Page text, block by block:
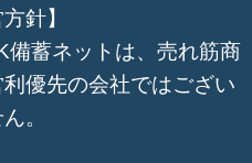
針】
備蓄ネットは、売れ筋商
優先の会社ではござい
。